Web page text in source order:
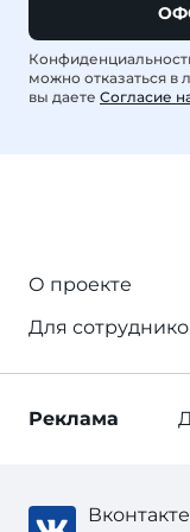
можно отказаться
вы даете Согласие
О проекте
Для
Реклама
Вконтакте